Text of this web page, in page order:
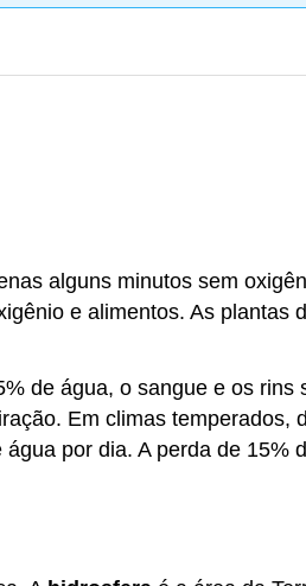
alguns minutos sem
e alimentos. As plantas
de água, o sangue e os rins
Em climas temperados,
por dia. A perda de 15%